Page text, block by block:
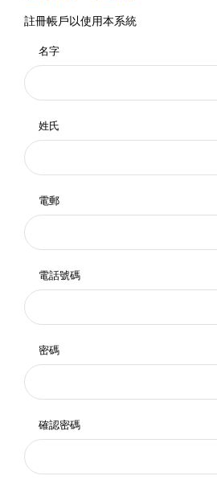
註冊帳戶以使用本系統
名字
姓氏
電郵
電話號碼
密碼
確認密碼